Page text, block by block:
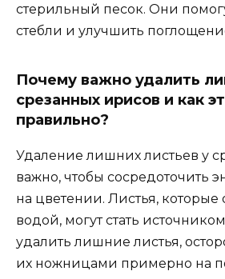
стерильный песок. Они
стебли и улучшить
Почему важно удалить
срезанных ирисов и как
правильно?
Удаление лишних листьев у
важно, чтобы сосредоточить
на цветении. Листья, которые
водой, могут стать
удалить лишние листья,
их ножницами примерно на